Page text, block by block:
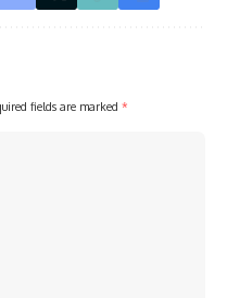
fields are marked *